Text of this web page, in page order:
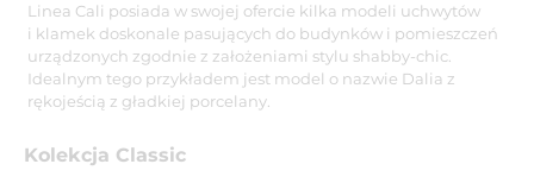
Linea Cali posiada w swojej ofercie kilka modeli uchwytów
i klamek doskonale pasujących do budynków i pomieszczeń
urządzonych zgodnie z założeniami stylu shabby-chic.
Idealnym tego przykładem jest model o nazwie Dalia z
rękojeścią z gładkiej porcelany.
Kolekcja Classic